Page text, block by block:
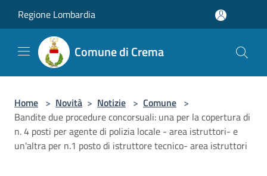
Regione Lombardia
Comune di Crema
Home > Novità > Notizie > Comune >
Bandite due procedure concorsuali: una per la copertura di
n. 4 posti per agente di polizia locale - area istruttori- e
un'altra per n.1 posto di istruttore tecnico- area istruttori